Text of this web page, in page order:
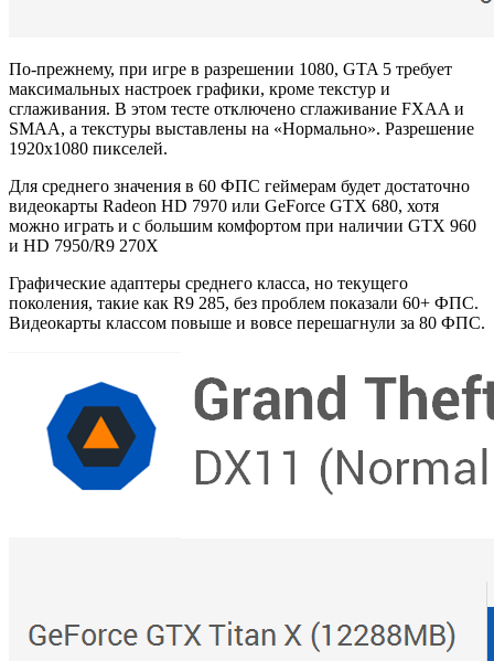
По-прежнему, при игре в разрешении 1080, GTA 5 требует
максимальных настроек графики, кроме текстур и
сглаживания. В этом тесте отключено сглаживание FXAA и
SMAA, а текстуры выставлены на «Нормально». Разрешение
1920х1080 пикселей.
Для среднего значения в 60 ФПС геймерам будет достаточно
видеокарты Radeon HD 7970 или GeForce GTX 680, хотя
можно играть и с большим комфортом при наличии GTX 960
и HD 7950/R9 270X
Графические адаптеры среднего класса, но текущего
поколения, такие как R9 285, без проблем показали 60+ ФПС.
Видеокарты классом повыше и вовсе перешагнули за 80 ФПС.